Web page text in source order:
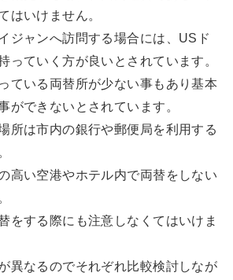
はいけません。
ジャンへ訪問する場合には、USド
っていく方が良いとされています。
ている両替所が少ない事もあり基本
ができないとされています。
所は市内の銀行や郵便局を利用する
高い空港やホテル内で両替をしない
をする際にも注意しなくてはいけま
異なるのでそれぞれ比較検討しなが